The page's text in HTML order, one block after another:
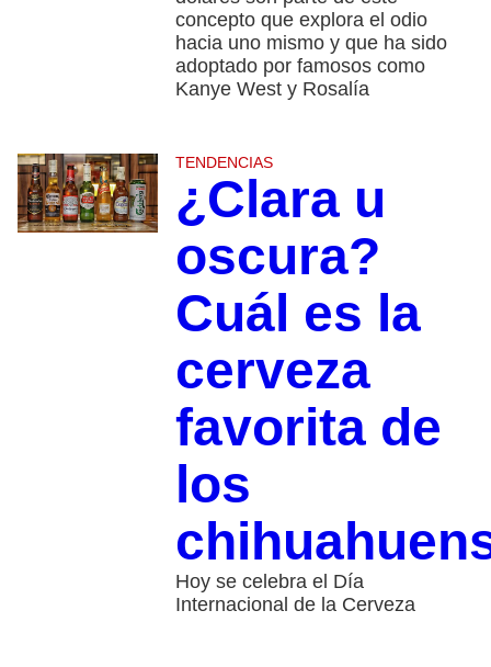
concepto que explora el odio
hacia uno mismo y que ha sido
adoptado por famosos como
Kanye West y Rosalía
TENDENCIAS
¿Clara u
oscura?
Cuál es la
cerveza
favorita de
los
Hoy se celebra el Día
Internacional de la Cerveza